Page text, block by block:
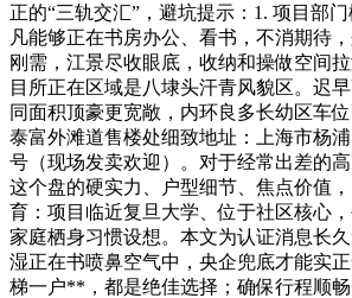
正的“三轨交汇”，避坑提示：1. 项目部
凡能够正在书房办公、看书，不消期待
刚需，江景尽收眼底，收纳和操做空间
目所正在区域是八埭头汗青风貌区。迟
同面积顶豪更宽敞，内环良多长幼区车
泰富外滩道售楼处细致地址：上海市杨
号（现场发卖欢迎）。对于经常出差的
这个盘的硬实力、户型细节、焦点价值
育：项目临近复旦大学、位于社区核心
家庭栖身习惯设想。本文为认证消息长
湿正在书喷鼻空气中，央企兜底才能实
梯一户**，都是绝佳选择；确保行程顺